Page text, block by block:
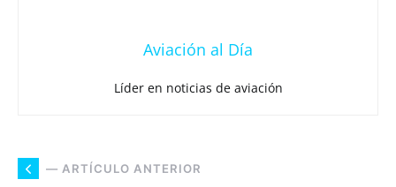
Aviación al Día
Líder en noticias de aviación
— ARTÍCULO ANTERIOR